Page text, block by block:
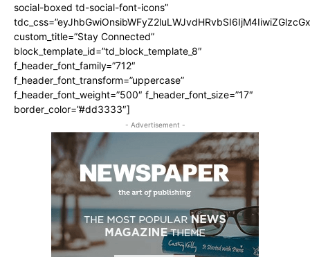
social-boxed td-social-font-icons”
custom_title=”Stay Connected”
block_template_id=”td_block_template_8″
f_header_font_family=”712″
f_header_font_transform=”uppercase”
f_header_font_weight=”500″ f_header_font_size=”17″
border_color=”#dd3333″]
- Advertisement -